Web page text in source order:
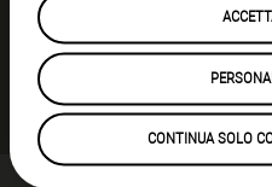
CONTINUA SOLO
RICHIEDI INFORMAZIONI